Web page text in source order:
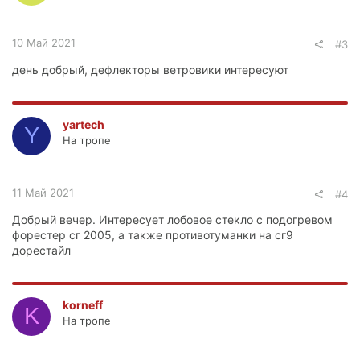
10 Май 2021 #3
день добрый, дефлекторы ветровики интересуют
Y yartech
На тропе
11 Май 2021 #4
Добрый вечер. Интересует лобовое стекло с подогревом
форестер сг 2005, а также противотуманки на сг9
дорестайл
K korneff
На тропе